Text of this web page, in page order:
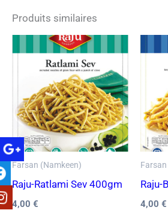
Produits similaires
Farsan (Namkeen)
Raju-Ratlami Sev 400gm
4,00 €
Raju-
4,00 €